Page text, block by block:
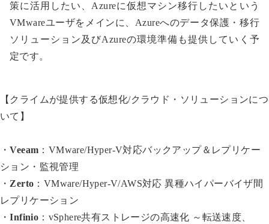
策に活用したい、Azureに仮想マシン移行したいという
VMwareユーザをメインに、Azureへのデータ保護・移行
ソリューション及びAzureの環境準備も提供していく予
定です。
【クライムが提供する仮想化/クラウド・ソリューションにつ
いて】
・Veeam ：VMware/Hyper-V対応バックアップ＆レプリケー
ション・監視管理
・ Zerto ：VMware/Hyper-V/AWS対応 異種ハイパーバイザ間
レプリケーション
・Infinio ：vSphere共有ストレージの高速化 ～転送速度、